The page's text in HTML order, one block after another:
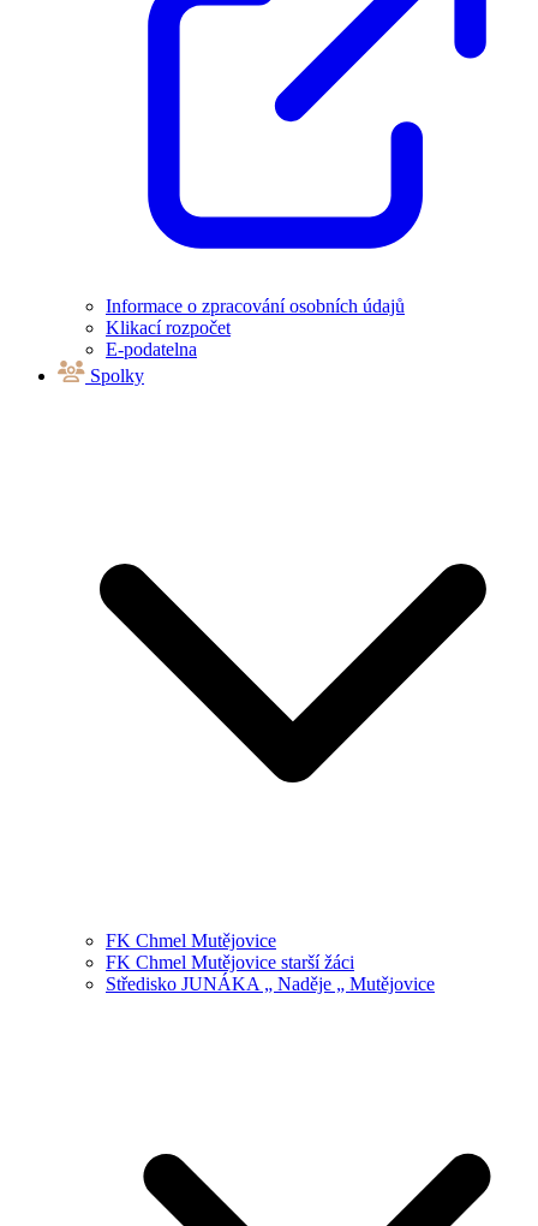
Informace o zpracování osobních údajů
Klikací rozpočet
E-podatelna
Spolky
FK Chmel Mutějovice
FK Chmel Mutějovice starší žáci
Středisko JUNÁKA „ Naděje „ Mutějovice